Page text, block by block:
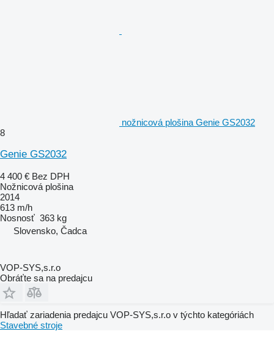
nožnicová plošina Genie GS2032
8
Genie GS2032
4 400 € Bez DPH
Nožnicová plošina
2014
613 m/h
Nosnosť 363 kg
Slovensko, Čadca
VOP-SYS,s.r.o
Obráťte sa na predajcu
Hľadať zariadenia predajcu VOP-SYS,s.r.o v týchto kategóriách
Stavebné stroje